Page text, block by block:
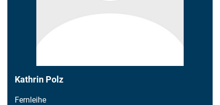
Kathrin Polz
Fernleihe